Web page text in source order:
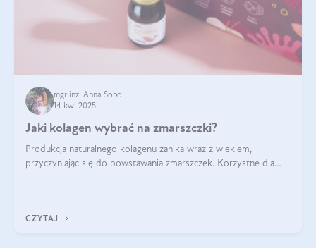
mgr inż. Anna Sobol
14 kwi 2025
Jaki kolagen wybrać na zmarszczki?
Produkcja naturalnego kolagenu zanika wraz z wiekiem,
przyczyniając się do powstawania zmarszczek. Korzystne dla
CZYTAJ